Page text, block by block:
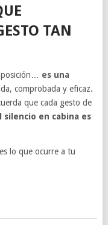
TAN
es una
comprobada y eficaz.
que cada gesto de
silencio en cabina es
lo que ocurre a tu